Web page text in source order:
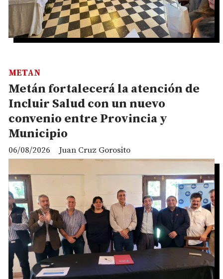
Metán fortalecerá la atención de
Incluir Salud con un nuevo
convenio entre Provincia y
Municipio
Juan Cruz Gorosito
METAN
06/08/2026